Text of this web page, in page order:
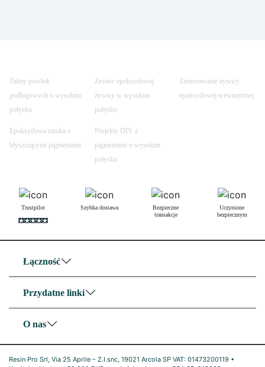
Zalety powłok
podłogowych o wysokim
połysku
Zestaw epoksydowej
żywicy w wysokim
połysku
Zastosowanie żywicy
epoksydowej wewnętrznej
Epoksydowa sztuka z
błyszczącymi pigmentami
Projekty DIY z
pigmentami o wysokim
połysku
Trustpilot Szybka dostawa
Bezpieczne
transakcje
Uczynione
bezpiecznym
Łączność
Przydatne linki
O nas
Resin Pro Srl, Via 25 Aprile – Z.I.snc, 19021 Arcola SP VAT: 01473200119 •